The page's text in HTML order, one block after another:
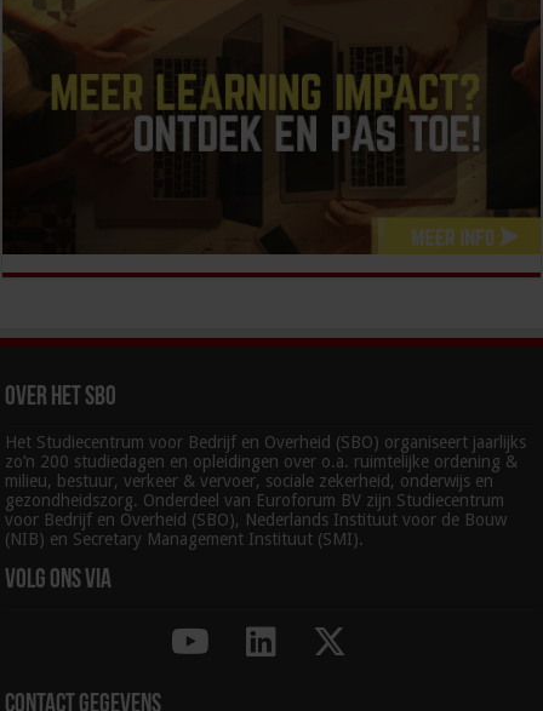
Over het SBO
Het Studiecentrum voor Bedrijf en Overheid (SBO) organiseert jaarlijks
zo’n 200 studiedagen en opleidingen over o.a. ruimtelijke ordening &
milieu, bestuur, verkeer & vervoer, sociale zekerheid, onderwijs en
gezondheidszorg. Onderdeel van Euroforum BV zijn Studiecentrum
voor Bedrijf en Overheid (SBO), Nederlands Instituut voor de Bouw
(NIB) en Secretary Management Instituut (SMI).
Volg ons via
Contact gegevens